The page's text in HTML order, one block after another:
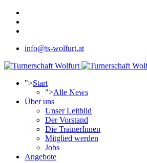
info@ts-wolfurt.at
">Start
">Alle News
Über uns
Unser Leitbild
Der Vorstand
Die TrainerInnen
Mitglied werden
Jobs
Angebote